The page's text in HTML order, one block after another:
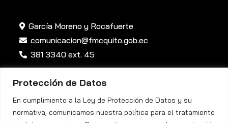
Protección de Datos
En cumplimiento a la Ley de Protección de Datos y su
normativa, comunicamos nuestra política para el tratamiento
García Moreno y Rocafuerte
comunicacion@fmcquito.gob.ec
381 3340 ext. 45